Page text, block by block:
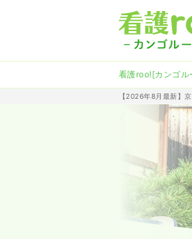
看護roo![カンゴル
【2026年8月最新】